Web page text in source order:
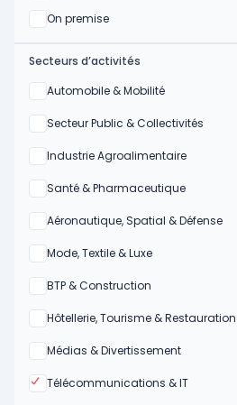
On premise
Oui
Secteurs d’activités
Automobile & Mobilité
Oui
Secteur Public & Collectivités
Oui
Industrie Agroalimentaire
Oui
Santé & Pharmaceutique
Oui
Aéronautique, Spatial & Défense
Oui
Mode, Textile & Luxe
Oui
BTP & Construction
Oui
Hôtellerie, Tourisme & Restauration
Oui
Médias & Divertissement
Oui
Télécommunications & IT
Oui